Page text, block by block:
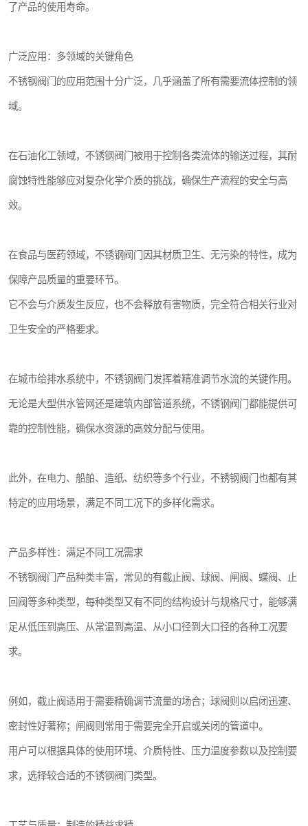
了产品的使用寿命。
广泛应用：多领域的关键角色
不锈钢阀门的应用范围十分广泛，几乎涵盖了所有需要流体控制的领
域。
在石油化工领域，不锈钢阀门被用于控制各类流体的输送过程，其耐
腐蚀特性能够应对复杂化学介质的挑战，确保生产流程的安全与高
效。
在食品与医药领域，不锈钢阀门因其材质卫生、无污染的特性，成为
保障产品质量的重要环节。
它不会与介质发生反应，也不会释放有害物质，完全符合相关行业对
卫生安全的严格要求。
在城市给排水系统中，不锈钢阀门发挥着精准调节水流的关键作用。
无论是大型供水管网还是建筑内部管道系统，不锈钢阀门都能提供可
靠的控制性能，确保水资源的高效分配与使用。
此外，在电力、船舶、造纸、纺织等多个行业，不锈钢阀门也都有其
特定的应用场景，满足不同工况下的多样化需求。
产品多样性：满足不同工况需求
不锈钢阀门产品种类丰富，常见的有截止阀、球阀、闸阀、蝶阀、止
回阀等多种类型，每种类型又有不同的结构设计与规格尺寸，能够满
足从低压到高压、从常温到高温、从小口径到大口径的各种工况要
求。
例如，截止阀适用于需要精确调节流量的场合；球阀则以启闭迅速、
密封性好著称；闸阀则常用于需要完全开启或关闭的管道中。
用户可以根据具体的使用环境、介质特性、压力温度参数以及控制要
求，选择较合适的不锈钢阀门类型。